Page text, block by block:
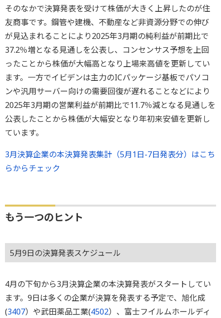
そのなかで決算発表を受けて株価が大きく上昇したのが住
友商事です。鋼管や建機、不動産など非資源分野での伸び
が見込まれることにより2025年3月期の純利益が前期比で
37.2％増となる見通しを公表し、コンセンサス予想を上回
ったことから株価が大幅高となり上場来高値を更新してい
ます。一方でイビデンは主力のICパッケージ基板でパソコ
ンや汎用サーバー向けの需要回復が遅れることなどにより
2025年3月期の営業利益が前期比で11.7％減となる見通しを
公表したことから株価が大幅安となり年初来安値を更新し
ています。
3月決算企業の本決算発表集計（5月1日-7日発表分）はこち
らからチェック
もう一つのヒント
5月9日の決算発表スケジュール
4月の下旬から3月決算企業の本決算発表がスタートしてい
ます。9日は多くの企業が決算を発表する予定で、旭化成
(3407）や武田薬品工業(4502）、富士フイルムホールディ